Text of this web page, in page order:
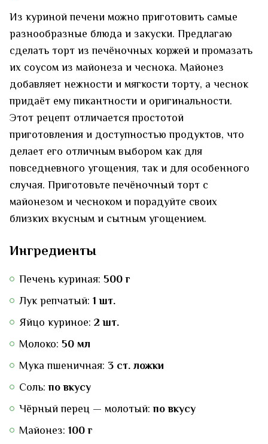
Из куриной печени можно приготовить самые
разнообразные блюда и закуски. Предлагаю
сделать торт из печёночных коржей и промазать
их соусом из майонеза и чеснока. Майонез
добавляет нежности и мягкости торту, а чеснок
придаёт ему пикантности и оригинальности.
Этот рецепт отличается простотой
приготовления и доступностью продуктов, что
делает его отличным выбором как для
повседневного угощения, так и для особенного
случая. Приготовьте печёночный торт с
майонезом и чесноком и порадуйте своих
близких вкусным и сытным угощением.
Ингредиенты
Печень куриная: 500 г
Лук репчатый: 1 шт.
Яйцо куриное: 2 шт.
Молоко: 50 мл
Мука пшеничная: 3 ст. ложки
Соль:по вкусу
Чёрный перец — молотый:по вкусу
Майонез: 100 г